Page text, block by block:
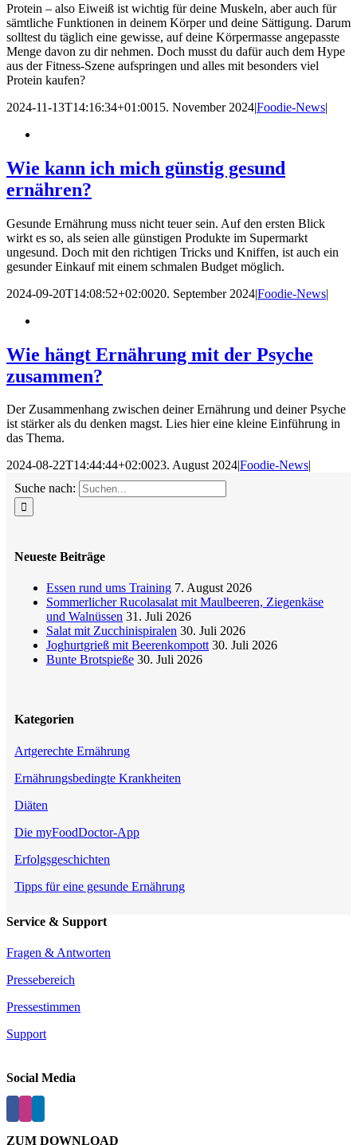
Protein – also Eiweiß ist wichtig für deine Muskeln, aber auch für
sämtliche Funktionen in deinem Körper und deine Sättigung. Darum
solltest du täglich eine gewisse, auf deine Körpermasse angepasste
Menge davon zu dir nehmen. Doch musst du dafür auch dem Hype
aus der Fitness-Szene aufspringen und alles mit besonders viel
Protein kaufen?
2024-11-13T14:16:34+01:0015. November 2024|Foodie-News|
Wie kann ich mich günstig gesund
ernähren?
Gesunde Ernährung muss nicht teuer sein. Auf den ersten Blick
wirkt es so, als seien alle günstigen Produkte im Supermarkt
ungesund. Doch mit den richtigen Tricks und Kniffen, ist auch ein
gesunder Einkauf mit einem schmalen Budget möglich.
2024-09-20T14:08:52+02:0020. September 2024|Foodie-News|
Wie hängt Ernährung mit der Psyche
zusammen?
Der Zusammenhang zwischen deiner Ernährung und deiner Psyche
ist stärker als du denken magst. Lies hier eine kleine Einführung in
das Thema.
2024-08-22T14:44:44+02:0023. August 2024|Foodie-News|
Suche nach:
Neueste Beiträge
Essen rund ums Training 7. August 2026
Sommerlicher Rucolasalat mit Maulbeeren, Ziegenkäse
und Walnüssen 31. Juli 2026
Salat mit Zucchinispiralen 30. Juli 2026
Joghurtgrieß mit Beerenkompott 30. Juli 2026
Bunte Brotspieße 30. Juli 2026
Kategorien
Artgerechte Ernährung
Ernährungsbedingte Krankheiten
Diäten
Die myFoodDoctor-App
Erfolgsgeschichten
Tipps für eine gesunde Ernährung
Service & Support
Fragen & Antworten
Pressebereich
Pressestimmen
Support
Social Media
ZUM DOWNLOAD